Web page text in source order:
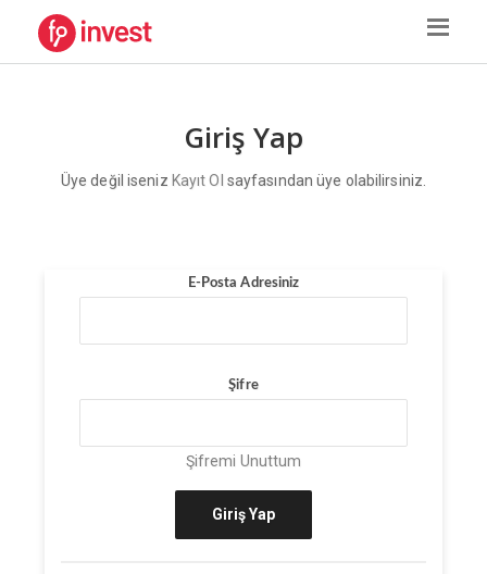
Giriş Yap
Üye değil iseniz Kayıt Ol sayfasından üye olabilirsiniz.
E-Posta Adresiniz
Şifre
Şifremi Unuttum
Giriş Yap